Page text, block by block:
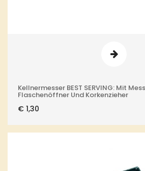
Kellnermesser BEST SERVING: Mit
Flaschenöffner Und Korkenzieher
€ 1,30